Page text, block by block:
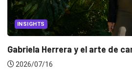
INSIGHTS
Gabriela Herrera y el arte de
2026/07/16